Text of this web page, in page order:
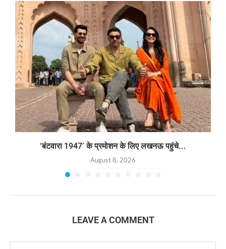
‘बंटवारा 1947’ के प्रमोशन के लिए लखनऊ पहुंचे...
August 8, 2026
LEAVE A COMMENT